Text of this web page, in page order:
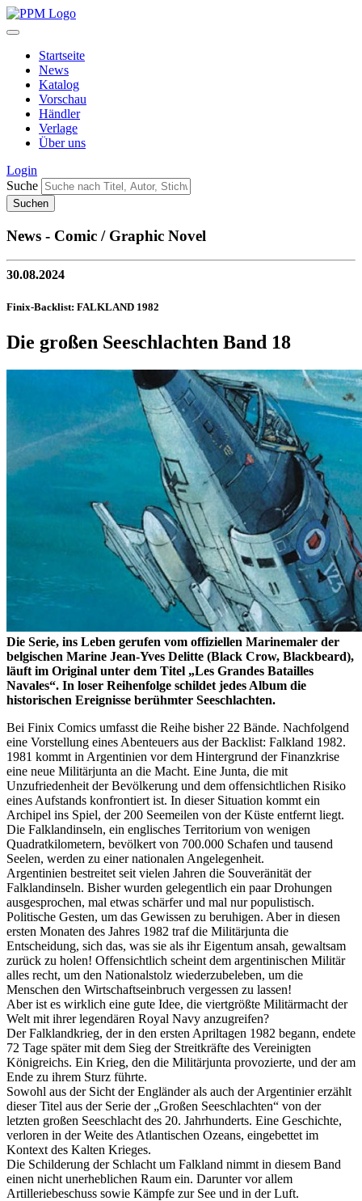
Startseite
News
Katalog
Vorschau
Händler
Verlage
Über uns
Login
Suche
News - Comic / Graphic Novel
30.08.2024
Finix-Backlist: FALKLAND 1982
Die großen Seeschlachten Band 18
Die Serie, ins Leben gerufen vom offiziellen Marinemaler der
belgischen Marine Jean-Yves Delitte (Black Crow, Blackbeard),
läuft im Original unter dem Titel „Les Grandes Batailles
Navales“. In loser Reihenfolge schildet jedes Album die
historischen Ereignisse berühmter Seeschlachten.
Bei Finix Comics umfasst die Reihe bisher 22 Bände. Nachfolgend
eine Vorstellung eines Abenteuers aus der Backlist: Falkland 1982.
1981 kommt in Argentinien vor dem Hintergrund der Finanzkrise
eine neue Militärjunta an die Macht. Eine Junta, die mit
Unzufriedenheit der Bevölkerung und dem offensichtlichen Risiko
eines Aufstands konfrontiert ist. In dieser Situation kommt ein
Archipel ins Spiel, der 200 Seemeilen von der Küste entfernt liegt.
Die Falklandinseln, ein englisches Territorium von wenigen
Quadratkilometern, bevölkert von 700.000 Schafen und tausend
Seelen, werden zu einer nationalen Angelegenheit.
Argentinien bestreitet seit vielen Jahren die Souveränität der
Falklandinseln. Bisher wurden gelegentlich ein paar Drohungen
ausgesprochen, mal etwas schärfer und mal nur populistisch.
Politische Gesten, um das Gewissen zu beruhigen. Aber in diesen
ersten Monaten des Jahres 1982 traf die Militärjunta die
Entscheidung, sich das, was sie als ihr Eigentum ansah, gewaltsam
zurück zu holen! Offensichtlich scheint dem argentinischen Militär
alles recht, um den Nationalstolz wiederzubeleben, um die
Menschen den Wirtschaftseinbruch vergessen zu lassen!
Aber ist es wirklich eine gute Idee, die viertgrößte Militärmacht der
Welt mit ihrer legendären Royal Navy anzugreifen?
Der Falklandkrieg, der in den ersten Apriltagen 1982 begann, endete
72 Tage später mit dem Sieg der Streitkräfte des Vereinigten
Königreichs. Ein Krieg, den die Militärjunta provozierte, und der am
Ende zu ihrem Sturz führte.
Sowohl aus der Sicht der Engländer als auch der Argentinier erzählt
dieser Titel aus der Serie der „Großen Seeschlachten“ von der
letzten großen Seeschlacht des 20. Jahrhunderts. Eine Geschichte,
verloren in der Weite des Atlantischen Ozeans, eingebettet im
Kontext des Kalten Krieges.
Die Schilderung der Schlacht um Falkland nimmt in diesem Band
einen nicht unerheblichen Raum ein. Darunter vor allem
Artilleriebeschuss sowie Kämpfe zur See und in der Luft.